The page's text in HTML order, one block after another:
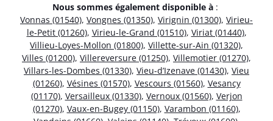
Nous sommes également disponible à :
Vonnas (01540), Vongnes (01350), Virignin (01300), Virieu-
le-Petit (01260), Virieu-le-Grand (01510), Viriat (01440),
Villieu-Loyes-Mollon (01800), Villette-sur-Ain (01320),
Villes (01200), Villereversure (01250), Villemotier (01270),
Villars-les-Dombes (01330), Vieu-d’Izenave (01430), Vieu
(01260), Vésines (01570), Vescours (01560), Vesancy
(01170), Versailleux (01330), Vernoux (01560), Verjon
(01270), Vaux-en-Bugey (01150), Varambon (01160),